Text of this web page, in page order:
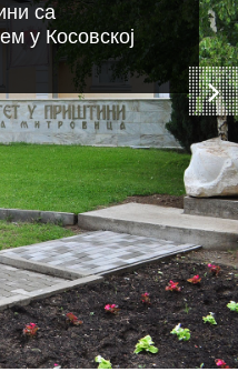
са
у Косовској